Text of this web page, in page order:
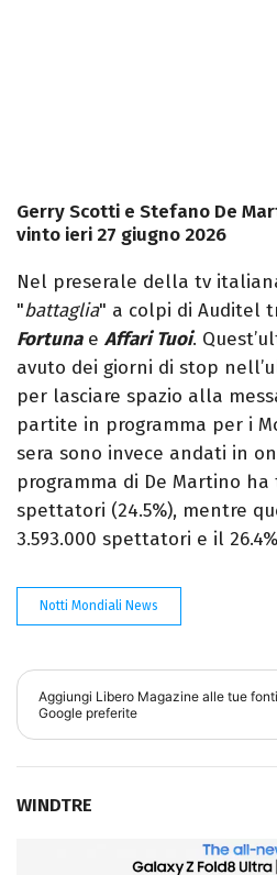
Gerry Scotti e Stefano De
vinto ieri 27 giugno 2026
Nel preserale della tv
"battaglia" a colpi di Auditel
Fortunae Affari Tuoi.
avuto dei giorni di stop
per lasciare spazio alla
partite in programma per i
sera sono invece andati in
programma di De Martino
spettatori (24.5%), mentre
3.593.000 spettatori e il
Notti Mondiali News
Aggiungi Libero Magazine alle tue fonti
Google preferite
WINDTRE